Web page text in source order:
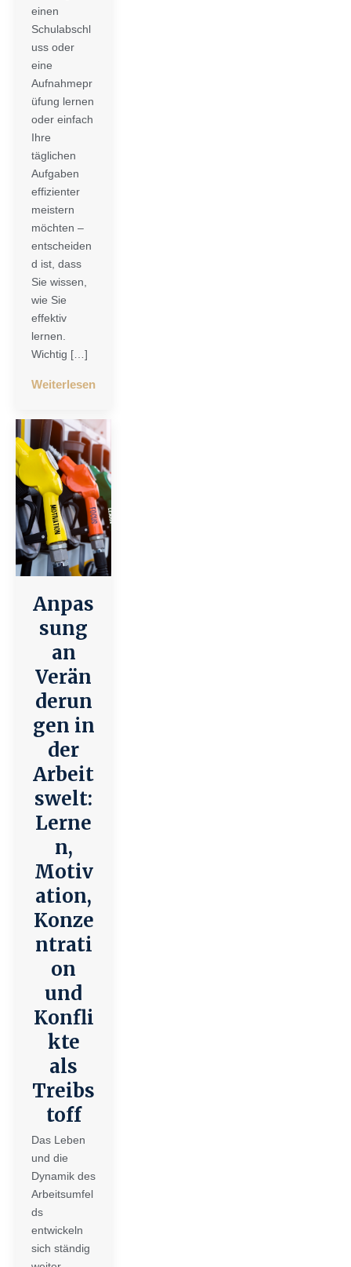
einen
Schulabschl
uss oder
eine
Aufnahmepr
üfung lernen
oder einfach
Ihre
täglichen
Aufgaben
effizienter
meistern
möchten –
entscheiden
d ist, dass
Sie wissen,
wie Sie
effektiv
lernen.
Wichtig […]
Weiterlesen
Anpas
sung
an
Verän
derun
gen in
der
Arbeit
swelt:
Lerne
n,
Motiv
ation,
Konze
ntrati
on
und
Konfli
kte
als
Treibs
toff
Das Leben
und die
Dynamik des
Arbeitsumfel
ds
entwickeln
sich ständig